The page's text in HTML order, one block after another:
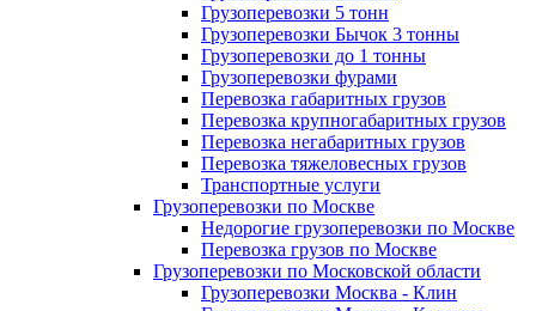
Грузоперевозки 5 тонн
Грузоперевозки Бычок 3 тонны
Грузоперевозки до 1 тонны
Грузоперевозки фурами
Перевозка габаритных грузов
Перевозка крупногабаритных грузов
Перевозка негабаритных грузов
Перевозка тяжеловесных грузов
Транспортные услуги
Грузоперевозки по Москве
Недорогие грузоперевозки по Москве
Перевозка грузов по Москве
Грузоперевозки по Московской области
Грузоперевозки Москва - Клин